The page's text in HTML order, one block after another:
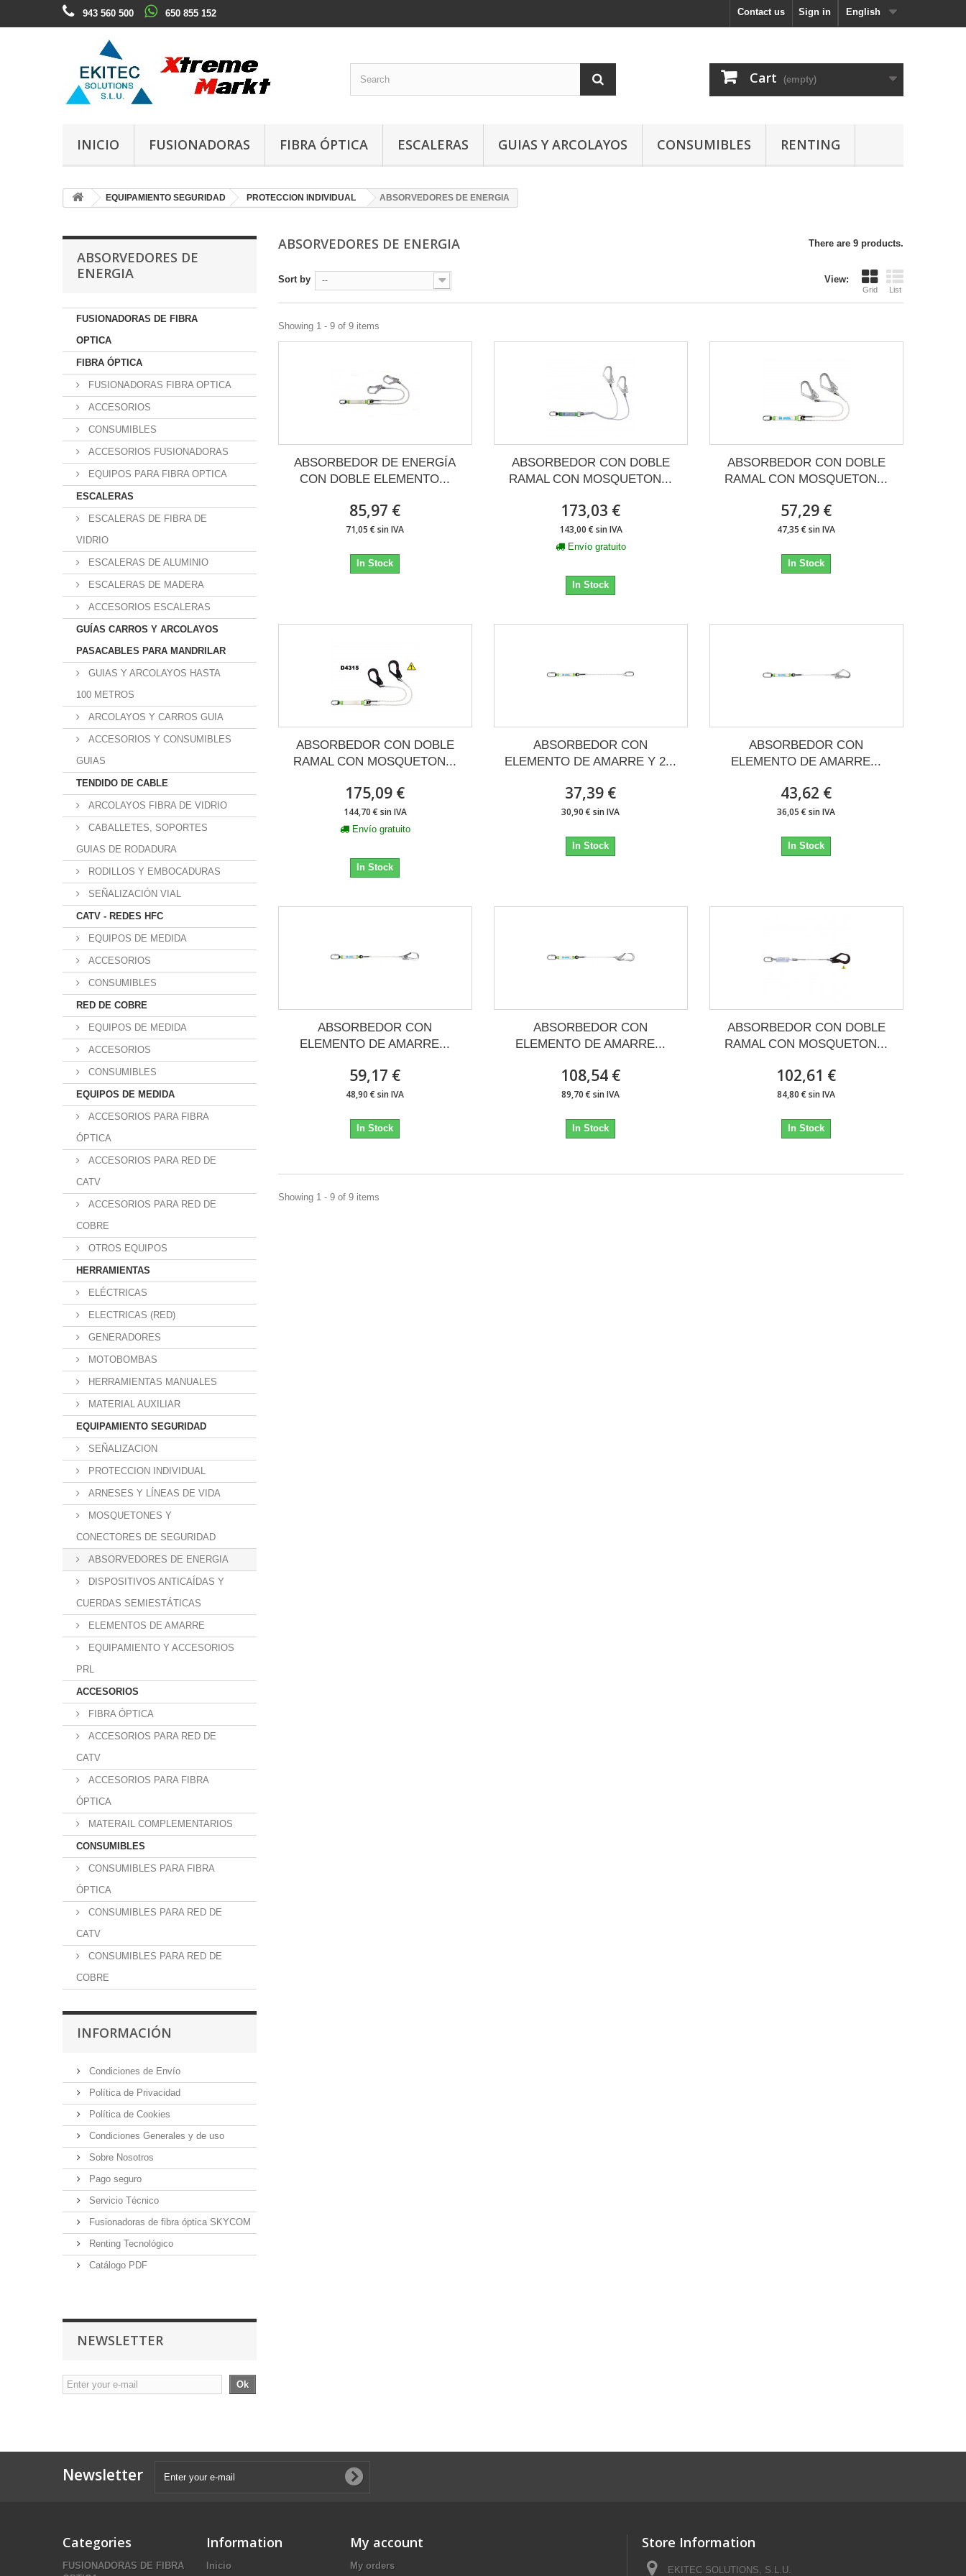
English
Sign in
Contact us
943 560 500 650 855 152
Cart (empty)
INICIO FUSIONADORAS FIBRA ÓPTICA ESCALERAS GUIAS Y ARCOLAYOS CONSUMIBLES RENTING
EQUIPAMIENTO SEGURIDAD PROTECCION INDIVIDUAL ABSORVEDORES DE ENERGIA
ABSORVEDORES DE
ENERGIA
FUSIONADORAS DE FIBRA
OPTICA
FIBRA ÓPTICA
FUSIONADORAS FIBRA OPTICA
ACCESORIOS
CONSUMIBLES
ACCESORIOS FUSIONADORAS
EQUIPOS PARA FIBRA OPTICA
ESCALERAS
ESCALERAS DE FIBRA DE
VIDRIO
ESCALERAS DE ALUMINIO
ESCALERAS DE MADERA
ACCESORIOS ESCALERAS
GUÍAS CARROS Y ARCOLAYOS
PASACABLES PARA MANDRILAR
GUIAS Y ARCOLAYOS HASTA
100 METROS
ARCOLAYOS Y CARROS GUIA
ACCESORIOS Y CONSUMIBLES
GUIAS
TENDIDO DE CABLE
ARCOLAYOS FIBRA DE VIDRIO
CABALLETES, SOPORTES
GUIAS DE RODADURA
RODILLOS Y EMBOCADURAS
SEÑALIZACIÓN VIAL
CATV - REDES HFC
EQUIPOS DE MEDIDA
ACCESORIOS
CONSUMIBLES
RED DE COBRE
EQUIPOS DE MEDIDA
ACCESORIOS
CONSUMIBLES
EQUIPOS DE MEDIDA
ACCESORIOS PARA FIBRA
ÓPTICA
ACCESORIOS PARA RED DE
CATV
ACCESORIOS PARA RED DE
COBRE
OTROS EQUIPOS
HERRAMIENTAS
ELÉCTRICAS
ELECTRICAS (RED)
GENERADORES
MOTOBOMBAS
HERRAMIENTAS MANUALES
MATERIAL AUXILIAR
EQUIPAMIENTO SEGURIDAD
SEÑALIZACION
PROTECCION INDIVIDUAL
ARNESES Y LÍNEAS DE VIDA
MOSQUETONES Y
CONECTORES DE SEGURIDAD
ABSORVEDORES DE ENERGIA
DISPOSITIVOS ANTICAÍDAS Y
CUERDAS SEMIESTÁTICAS
ELEMENTOS DE AMARRE
EQUIPAMIENTO Y ACCESORIOS
PRL
ACCESORIOS
FIBRA ÓPTICA
ACCESORIOS PARA RED DE
CATV
ACCESORIOS PARA FIBRA
ÓPTICA
MATERAIL COMPLEMENTARIOS
CONSUMIBLES
CONSUMIBLES PARA FIBRA
ÓPTICA
CONSUMIBLES PARA RED DE
CATV
CONSUMIBLES PARA RED DE
COBRE
INFORMACIÓN
Condiciones de Envío
Política de Privacidad
Política de Cookies
Condiciones Generales y de uso
Sobre Nosotros
Pago seguro
Servicio Técnico
Fusionadoras de fibra óptica SKYCOM
Renting Tecnológico
Catálogo PDF
NEWSLETTER
Ok
ABSORVEDORES DE ENERGIA There are 9 products.
View:
Grid List
Sort by --
Showing 1 - 9 of 9 items
ABSORBEDOR DE ENERGÍA
CON DOBLE ELEMENTO...
85,97 €
71,05 € sin IVA
In Stock
ABSORBEDOR CON DOBLE
RAMAL CON MOSQUETON...
173,03 €
143,00 € sin IVA
Envío gratuito
In Stock
ABSORBEDOR CON DOBLE
RAMAL CON MOSQUETON...
57,29 €
47,35 € sin IVA
In Stock
ABSORBEDOR CON DOBLE
RAMAL CON MOSQUETON...
175,09 €
144,70 € sin IVA
Envío gratuito
In Stock
ABSORBEDOR CON
ELEMENTO DE AMARRE Y 2...
37,39 €
30,90 € sin IVA
In Stock
ABSORBEDOR CON
ELEMENTO DE AMARRE...
43,62 €
36,05 € sin IVA
In Stock
ABSORBEDOR CON
ELEMENTO DE AMARRE...
59,17 €
48,90 € sin IVA
In Stock
ABSORBEDOR CON
ELEMENTO DE AMARRE...
108,54 €
89,70 € sin IVA
In Stock
ABSORBEDOR CON DOBLE
RAMAL CON MOSQUETON...
102,61 €
84,80 € sin IVA
In Stock
Showing 1 - 9 of 9 items
Newsletter
Categories
FUSIONADORAS DE FIBRA
Information
Inicio
My account
My orders
Store Information
EKITEC SOLUTIONS, S.L.U.